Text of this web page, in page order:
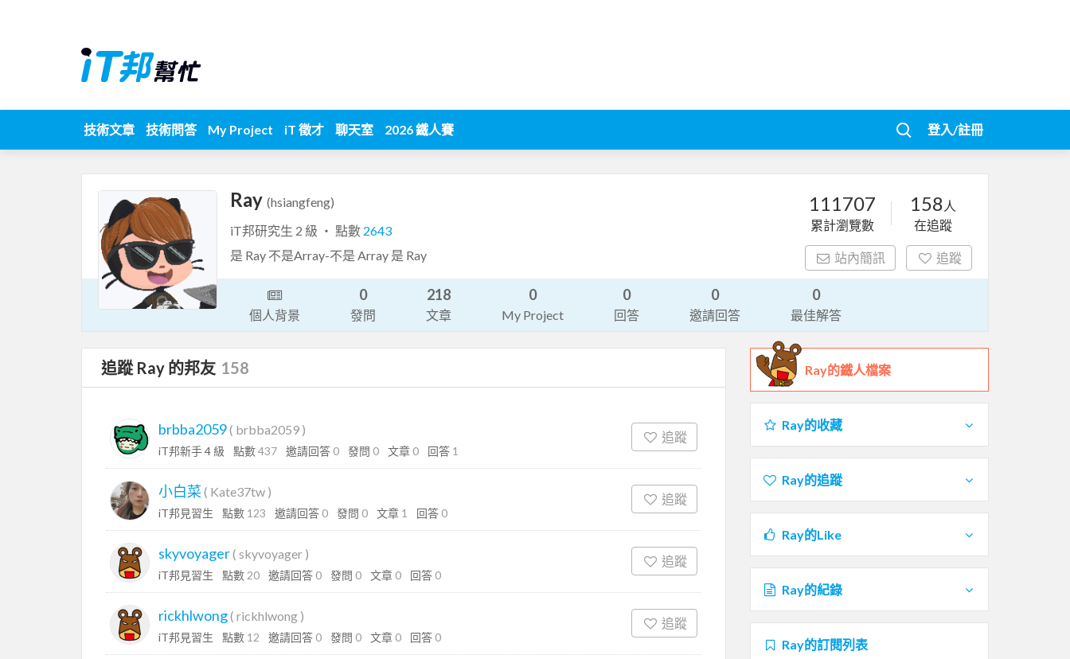
技術文章 技術問答 My Project iT 徵才 聊天室 2026 鐵人賽 登入/註冊
Ray (hsiangfeng)
iT邦研究生 2 級 ‧ 點數 2643
是 Ray 不是Array-不是 Array 是 Ray
111707
累計瀏覽數
158 人
在追蹤
站內簡訊 追蹤
個人背景
0
發問
218
文章
0
My Project
0
回答
0
邀請回答
0
最佳解答
追蹤 Ray 的邦友 158
brbba2059( brbba2059 )
iT邦新手 4 級 點數437 邀請回答 0 發問 0 文章 0 回答 1
追蹤
小白菜 ( Kate37tw )
iT邦見習生 點數 123 邀請回答 0 發問 0 文章 1 回答 0
追蹤
skyvoyager( skyvoyager )
iT邦見習生 點數 20 邀請回答 0 發問 0 文章 0 回答 0
追蹤
rickhlwong( rickhlwong )
iT邦見習生 點數 12 邀請回答 0 發問 0 文章 0 回答 0
追蹤
Ray的鐵人檔案
Ray的收藏
Ray的追蹤
Ray的Like
Ray的紀錄
Ray的訂閱列表